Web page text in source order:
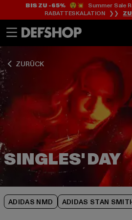
Zum
Inhalt
Zum
BIS ZU -65%😲💥 Summer Sale
RABATTESKALATION ❯❯
ZURÜCK
ADIDAS NMD ADIDAS STAN
Zum